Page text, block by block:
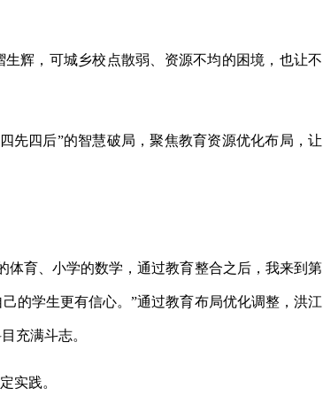
辉，可城乡校点散弱、资源不均的困境，也让不
先四后”的智慧破局，聚焦教育资源优化布局，让
体育、小学的数学，通过教育整合之后，我来到第
的学生更有信心。”通过教育布局优化调整，洪江
充满斗志。
实践。